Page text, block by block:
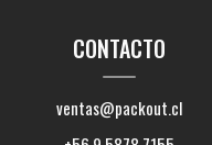
CONTACTO
ventas@packout.cl